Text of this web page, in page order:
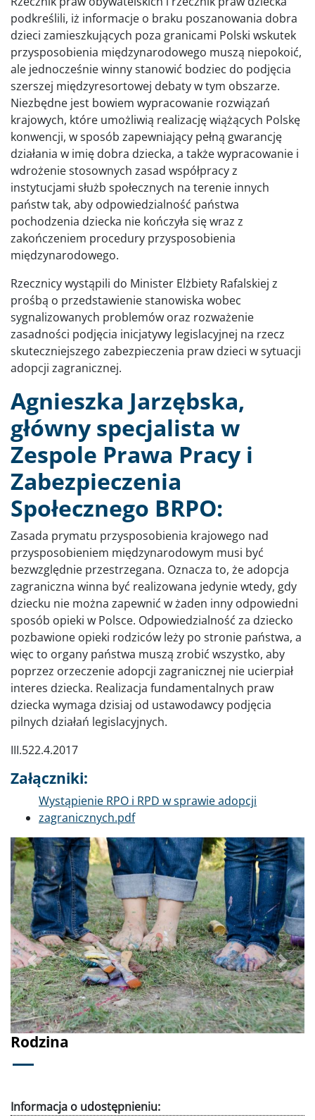
podkreślili, iż informacje o braku poszanowania dobra
dzieci zamieszkujących poza granicami Polski wskutek
przysposobienia międzynarodowego muszą niepokoić,
ale jednocześnie winny stanowić bodziec do podjęcia
szerszej międzyresortowej debaty w tym obszarze.
Niezbędne jest bowiem wypracowanie rozwiązań
krajowych, które umożliwią realizację wiążących Polskę
konwencji, w sposób zapewniający pełną gwarancję
działania w imię dobra dziecka, a także wypracowanie i
wdrożenie stosownych zasad współpracy z
instytucjami służb społecznych na terenie innych
państw tak, aby odpowiedzialność państwa
pochodzenia dziecka nie kończyła się wraz z
zakończeniem procedury przysposobienia
międzynarodowego.
Rzecznicy wystąpili do Minister Elżbiety Rafalskiej z
prośbą o przedstawienie stanowiska wobec
sygnalizowanych problemów oraz rozważenie
zasadności podjęcia inicjatywy legislacyjnej na rzecz
skuteczniejszego zabezpieczenia praw dzieci w sytuacji
adopcji zagranicznej.
Agnieszka Jarzębska,
główny specjalista w
Zespole Prawa Pracy i
Zabezpieczenia
Społecznego BRPO:
Zasada prymatu przysposobienia krajowego nad
przysposobieniem międzynarodowym musi być
bezwzględnie przestrzegana. Oznacza to, że adopcja
zagraniczna winna być realizowana jedynie wtedy, gdy
dziecku nie można zapewnić w żaden inny odpowiedni
sposób opieki w Polsce. Odpowiedzialność za dziecko
pozbawione opieki rodziców leży po stronie państwa, a
więc to organy państwa muszą zrobić wszystko, aby
poprzez orzeczenie adopcji zagranicznej nie ucierpiał
interes dziecka. Realizacja fundamentalnych praw
dziecka wymaga dzisiaj od ustawodawcy podjęcia
pilnych działań legislacyjnych.
III.522.4.2017
Załączniki:
Dokument
Wystąpienie RPO i RPD w sprawie adopcji
zagranicznych.pdf
Rodzina
Poprzednie Dalej
Informacja o udostępnieniu: